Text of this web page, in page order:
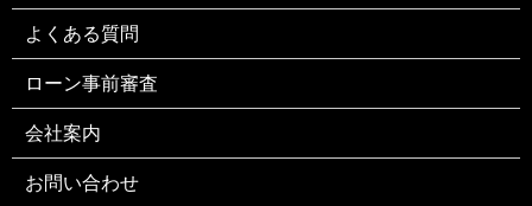
よくある質問
ローン事前審査
会社案内
お問い合わせ